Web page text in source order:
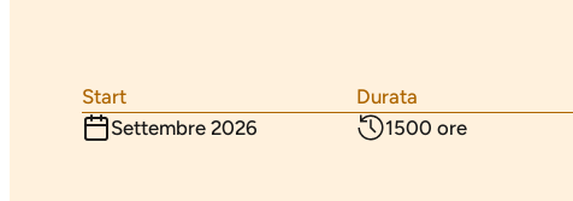
Start
Settembre 2026
Durata
1500 ore